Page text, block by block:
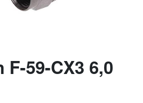
F-59-CX3 6,0